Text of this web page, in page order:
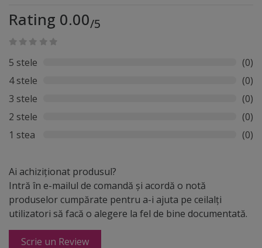
Rating 0.00/5
5 stele
(0)
4 stele
(0)
3 stele
(0)
2 stele
(0)
1 stea
(0)
Ai achiziționat produsul?
Intră în e-mailul de comandă și acordă o notă
produselor cumpărate pentru a-i ajuta pe ceilalți
utilizatori să facă o alegere la fel de bine documentată.
Scrie un Review